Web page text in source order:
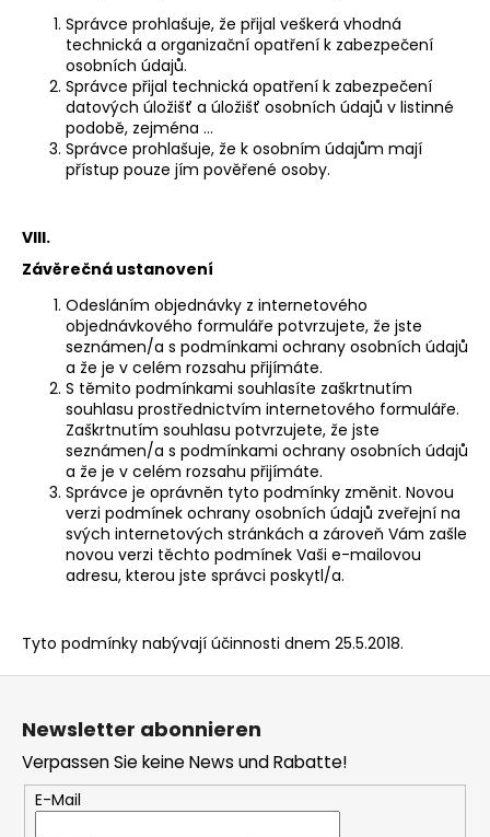
Správce prohlašuje, že přijal veškerá vhodná
technická a organizační opatření k zabezpečení
osobních údajů.
Správce přijal technická opatření k zabezpečení
datových úložišť a úložišť osobních údajů v listinné
podobě, zejména …
Správce prohlašuje, že k osobním údajům mají
přístup pouze jím pověřené osoby.
VIII.
Závěrečná ustanovení
Odesláním objednávky z internetového
objednávkového formuláře potvrzujete, že jste
seznámen/a s podmínkami ochrany osobních údajů
a že je v celém rozsahu přijímáte.
S těmito podmínkami souhlasíte zaškrtnutím
souhlasu prostřednictvím internetového formuláře.
Zaškrtnutím souhlasu potvrzujete, že jste
seznámen/a s podmínkami ochrany osobních údajů
a že je v celém rozsahu přijímáte.
Správce je oprávněn tyto podmínky změnit. Novou
verzi podmínek ochrany osobních údajů zveřejní na
svých internetových stránkách a zároveň Vám zašle
novou verzi těchto podmínek Vaši e-mailovou
adresu, kterou jste správci poskytl/a.
Tyto podmínky nabývají účinnosti dnem 25.5.2018.
F
Newsletter abonnieren
Verpassen Sie keine News und Rabatte!
E-Mail